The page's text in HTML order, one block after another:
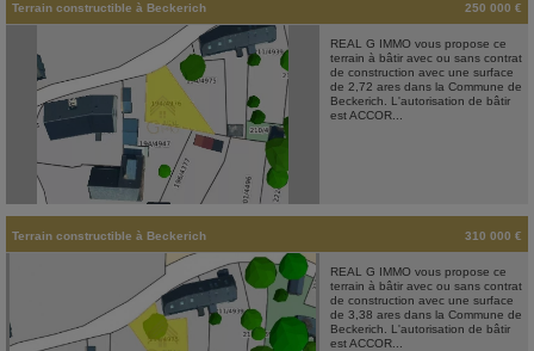
Terrain constructible à Beckerich 250 000 €
REAL G IMMO vous propose ce
terrain à bâtir avec ou sans contrat
de construction avec une surface
de 2,72 ares dans la Commune de
Beckerich. L'autorisation de bâtir
est ACCOR...
Terrain constructible à Beckerich 310 000 €
REAL G IMMO vous propose ce
terrain à bâtir avec ou sans contrat
de construction avec une surface
de 3,38 ares dans la Commune de
Beckerich. L'autorisation de bâtir
est ACCOR...